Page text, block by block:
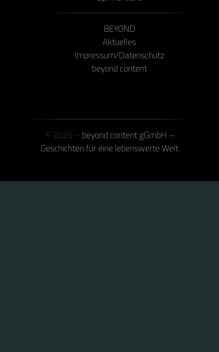
BEYOND
Aktuelles
Impressum/Datenschutz
beyond content
© 2026 – beyond content gGmbH –
Geschichten für eine lebenswerte Welt